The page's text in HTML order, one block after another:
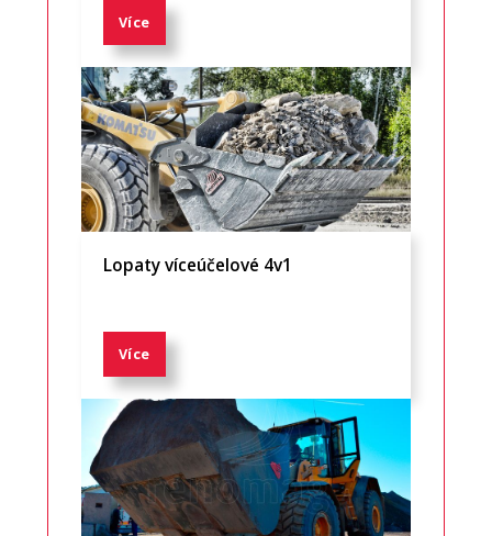
Více
Lopaty víceúčelové 4v1
Více